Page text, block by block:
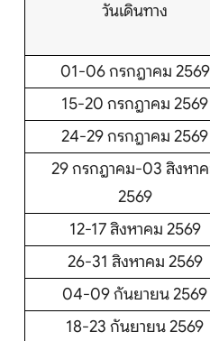
วันเดินทาง
01-06 กรกฎาคม 2569
15-20 กรกฎาคม 2569
24-29 กรกฎาคม 2569
29 กรกฎาคม-03 สิงหา
2569
12-17 สิงหาคม 2569
26-31 สิงหาคม 2569
04-09 กันยายน 2569
18-23 กันยายน 2569